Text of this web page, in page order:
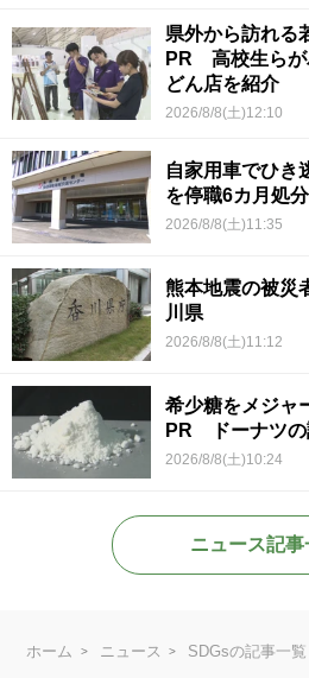
県外から訪れる
PR 高校生らが
どん店を紹介
2026/8/8(土)12:10
自家用車でひき
を停職6カ月処
2026/8/8(土)11:35
熊本地震の被
川県
2026/8/8(土)11:12
希少糖をメジ
PR ドーナツの
2026/8/8(土)10:24
ニュース記事
ホーム ニュース SDGsの記事一覧